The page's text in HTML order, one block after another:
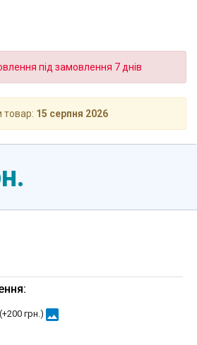
під замовлення 7 днів
товар: 15 серпня 2026
200 грн.) image